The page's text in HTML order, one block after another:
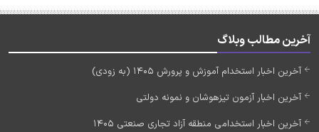
آخرین مطالب وبلاگ
آخرین اخبار استخدام آموزش و پرورش 1405 (به زودی)
آخرین اخبار آزمون تیزهوشان و نمونه دولتی
آخرین اخبار استخدامی منطقه آزاد تجاری صنعتی 1405